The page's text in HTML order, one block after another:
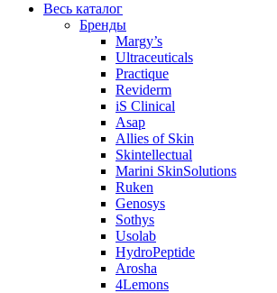
Весь каталог
Бренды
Margy’s
Ultraceuticals
Practique
Reviderm
iS Clinical
Asap
Allies of Skin
Skintellectual
Marini SkinSolutions
Ruken
Genosys
Sothys
Usolab
HydroPeptide
Arosha
4Lemons